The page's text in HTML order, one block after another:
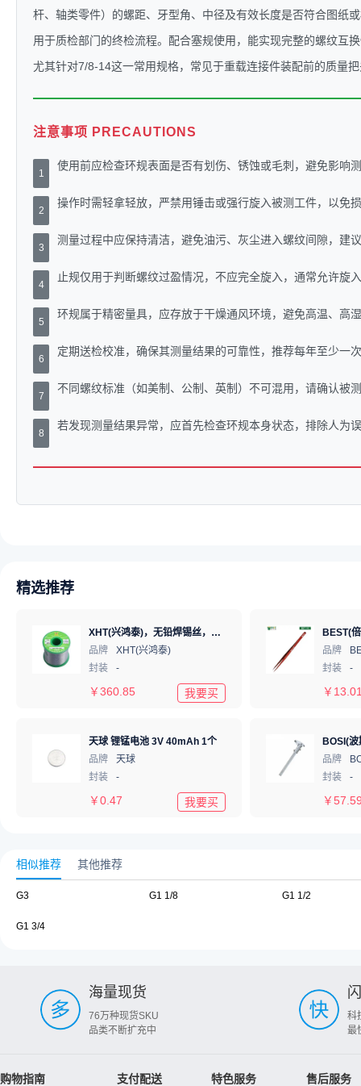
杆、轴类零件）的螺距、牙型角、中径及有效长度是否符合图纸
用于质检部门的终检流程。配合塞规使用，能实现完整的螺纹互
尤其针对7/8-14这一常用规格，常见于重载连接件装配前的质量
注意事项 PRECAUTIONS
1
使用前应检查环规表面是否有划伤、锈蚀或毛刺，避免影响
2
操作时需轻拿轻放，严禁用锤击或强行旋入被测工件，以免
3
测量过程中应保持清洁，避免油污、灰尘进入螺纹间隙，建
4
止规仅用于判断螺纹过盈情况，不应完全旋入，通常允许旋
5
环规属于精密量具，应存放于干燥通风环境，避免高温、高
6
定期送检校准，确保其测量结果的可靠性，推荐每年至少一
7
不同螺纹标准（如美制、公制、英制）不可混用，请确认被
8
若发现测量结果异常，应首先检查环规本身状态，排除人为
精选推荐
XHT(兴鸿泰)，无铅焊锡丝，Sn99.3Cu0.7 Φ1mm 750G，环保锡线， 免洗焊锡丝/锡线,1卷
品牌
XHT(兴鸿泰)
封装
-
￥360.85 我要买
品牌
封装
-
￥
天球 锂锰电池 3V 40mAh 1个
品牌
天球
封装
-
￥0.47 我要买
品牌
封装
-
￥
相似推荐 其他推荐
G3 G1 1/8 G1 1/2
G1 3/4
海量现货
76万种现货SKU
品类不断扩充中
科
最
购物指南 支付配送 特色服务 售后服务